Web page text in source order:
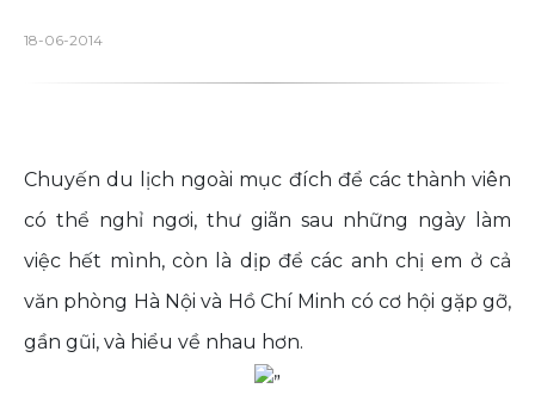
18-06-2014
Chuyến du lịch ngoài mục đích để các thành viên
có thể nghỉ ngơi, thư giãn sau những ngày làm
việc hết mình, còn là dịp để các anh chị em ở cả
văn phòng Hà Nội và Hồ Chí Minh có cơ hội gặp gỡ,
gần gũi, và hiểu về nhau hơn.